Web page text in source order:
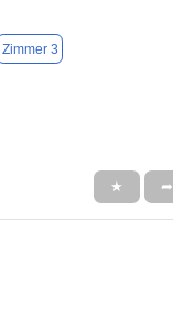
Zimmer 3
★ ➦